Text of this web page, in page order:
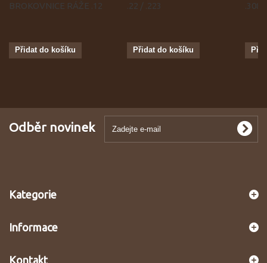
BROKOVNICE RÁŽE .12
Přidat do košíku
.22 / .223
Přidat do košíku
.308
Odběr novinek
Kategorie
Informace
Kontakt